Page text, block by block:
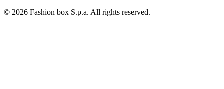
© 2026 Fashion box S.p.a. All rights reserved.